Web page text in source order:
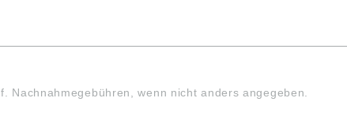
Nachnahmegebühren, wenn nicht anders angegeben.